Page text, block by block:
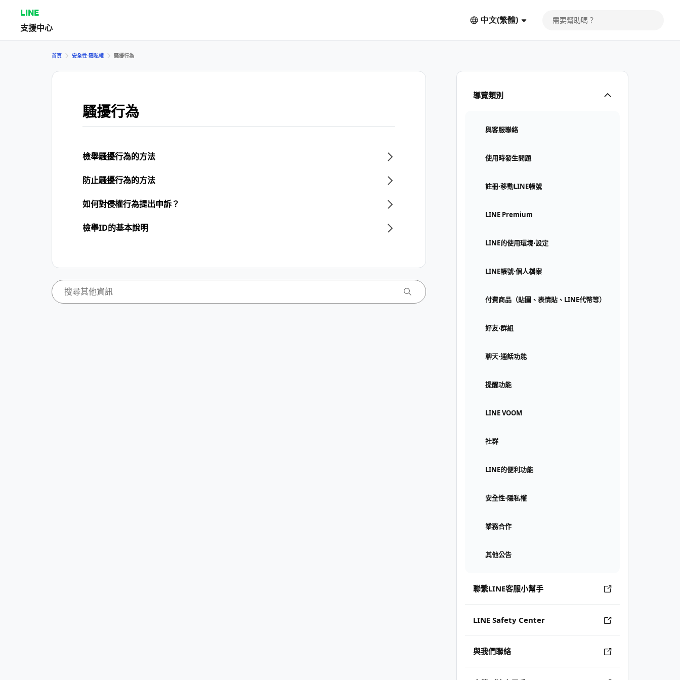
LINE
支援中心
中文(繁體)
導覽類別
與客服聯絡
使用時發生問題
註冊⋅移動LINE帳號
LINE Premium
LINE的使用環境⋅設定
LINE帳號⋅個人檔案
付費商品（貼圖、表情貼、LINE代幣等）
好友⋅群組
聊天⋅通話功能
提醒功能
LINE VOOM
社群
LINE的便利功能
安全性⋅隱私權
業務合作
其他公告
聯繫LINE客服小幫手
LINE Safety Center
與我們聯絡
首頁 安全性⋅隱私權 騷擾行為
騷擾行為
檢舉騷擾行為的方法
防止騷擾行為的方法
如何對侵權行為提出申訴？
檢舉ID的基本說明